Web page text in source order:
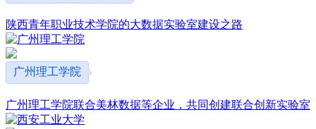
陕西青年职业技术学院的大数据实验室建设之路
广州理工学院
广州理工学院联合美林数据等企业，共同创建联合创新实验室